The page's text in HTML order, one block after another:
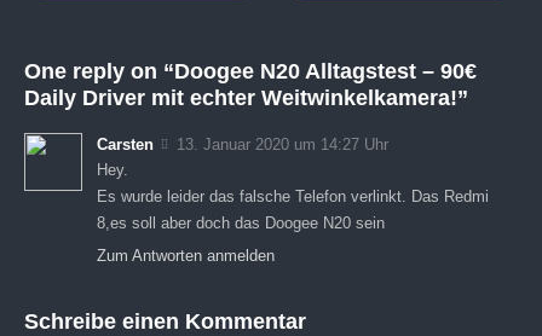
One reply on “Doogee N20 Alltagstest – 90€
Daily Driver mit echter Weitwinkelkamera!”
Carsten
13. Januar 2020 um 14:27 Uhr
Hey.
Es wurde leider das falsche Telefon verlinkt. Das Redmi
8,es soll aber doch das Doogee N20 sein
Zum Antworten anmelden
Schreibe einen Kommentar